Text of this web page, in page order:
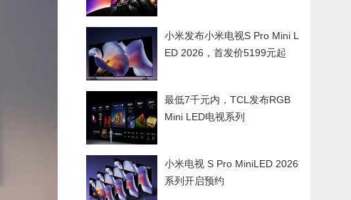
小米发布小米电视S Pro Mini L
ED 2026，首发价5199元起
最低7千元内，TCL发布RGB
Mini LED电视系列
小米电视 S Pro MiniLED 2026
系列开启预约